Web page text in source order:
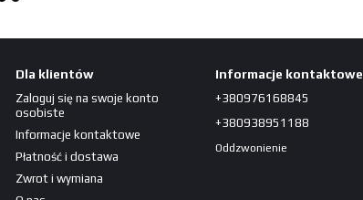
Dla klientów
Zaloguj się na swoje konto
osobiste
Informacje kontaktowe
Płatność i dostawa
Zwrot i wymiana
Informacje kontaktowe
+380976168845
+380938951188
Oddzwonienie